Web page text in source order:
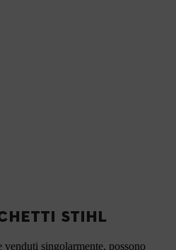
STIHL
venduti singolarmente, possono